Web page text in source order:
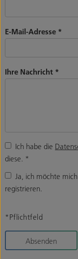
E-Mail-Adresse *
Ihre Nachricht *
Ich habe die
diese. *
Ja, ich möchte
registrieren.
*Pflichtfeld
Absenden